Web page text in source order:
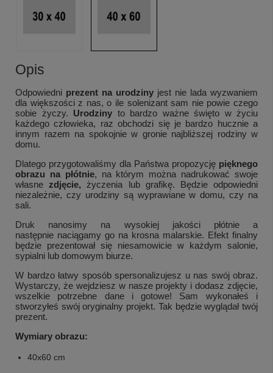
Opis
Odpowiedni prezent na urodziny jest nie lada wyzwaniem
dla większości z nas, o ile solenizant sam nie powie czego
sobie życzy. Urodziny to bardzo ważne święto w życiu
każdego człowieka, raz obchodzi się je bardzo hucznie a
innym razem na spokojnie w gronie najbliższej rodziny w
domu.
Dlatego przygotowaliśmy dla Państwa propozycję pięknego
obrazu na płótnie, na którym można nadrukować swoje
własnezdjęcie, życzenia lub grafikę. Będzie odpowiedni
niezależnie, czy urodziny są wyprawiane w domu, czy na
sali.
Druk nanosimy na wysokiej jakości płótnie a
następnie naciągamy go na krosna malarskie. Efekt finalny
będzie prezentował się niesamowicie w każdym salonie,
sypialni lub domowym biurze.
W bardzo łatwy sposób spersonalizujesz u nas swój obraz.
Wystarczy, że wejdziesz w nasze projekty i dodasz zdjęcie,
wszelkie potrzebne dane i gotowe! Sam wykonałeś i
stworzyłeś swój oryginalny projekt. Tak będzie wyglądał twój
prezent.
Wymiary obrazu:
40x60 cm